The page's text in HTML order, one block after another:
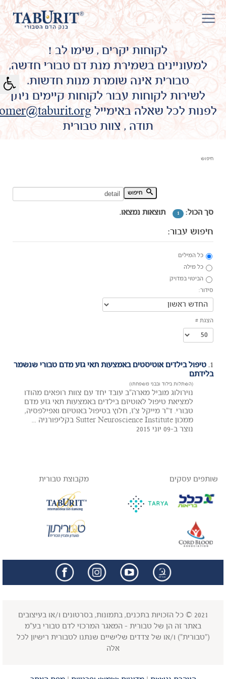
לקוחות יקרים , שימו לב !
למעוניינים בשמירת מנת דם טבורי חדשה,
טבורית אינה שומרת מנות חדשות.
לשירות לקוחות עבור לקוחות קיימים ניתן
לפנות לכל שאלה באימייל
תודה , צוות טבורית
חיפוש
חיפוש מילת מפתח:
סך הכול: 1 תוצאות נמצאו.
חיפוש עבור:
כל המילים
כל מילה
הביטוי במדויק
סידור:
הצגת #
1. טיפול בילדים אוטיסטים באמצעות תאי גזע מדם טבורי שנשמר
בלידתם
(השתלות בילוד ובבני משפחתו)
נוירולוג מוביל מארה"ב עובד יחד עם צוות רופאים מהודו
למציאת טיפול לאוטיזם בילדים באמצעות תאי גזע מדם
טבורי. ד"ר מייקל צ'ז, חלוץ בטיפול באוטיזם ואפילפסיה,
ממכון Sutter Neuroscience Institute בקליפורניה ...
נוצר ב-09 יוני 2015
שותפים עסקים מקבוצת טבורית
2021 © כל הזכויות בתכנים, בתמונות, בסרטונים ו/או בעיצובים
באתר זה הן של טבורית - המאגר המרכזי לדם טבורי בע"מ
("טבורית") ו/או של צדדים שלישיים שנתנו לטבורית רישיון לכל
אלה